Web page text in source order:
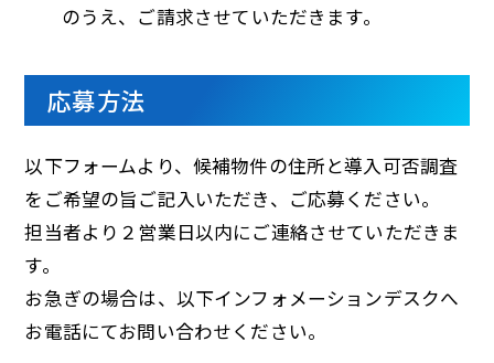
のうえ、ご請求させていただきます。
応募方法
以下フォームより、候補物件の住所と導入可否調査
をご希望の旨ご記入いただき、ご応募ください。
担当者より２営業日以内にご連絡させていただきま
す。
お急ぎの場合は、以下インフォメーションデスクへ
お電話にてお問い合わせください。